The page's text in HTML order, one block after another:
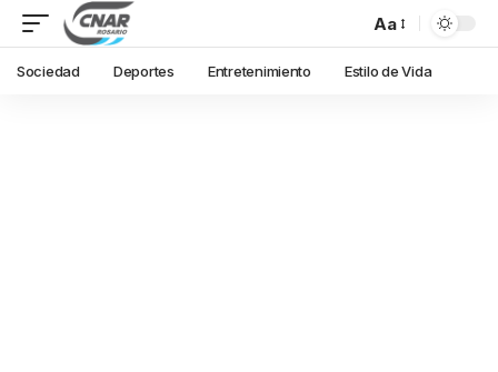
Aa
Sociedad Deportes Entretenimiento Estilo de Vida